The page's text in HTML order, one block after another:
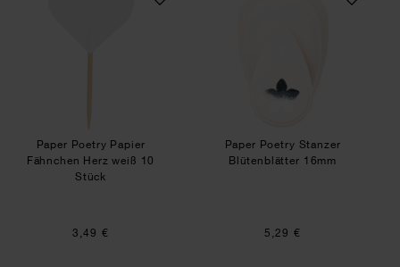
Paper Poetry Papier
Fähnchen Herz weiß 10
Stück
3,49 €
Paper Poetry Stanzer
Blütenblätter 16mm
5,29 €